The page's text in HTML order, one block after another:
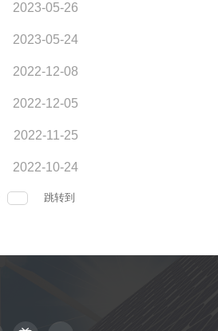
2023-05-26
2023-05-24
2022-12-08
2022-12-05
2022-11-25
2022-10-24
跳转到